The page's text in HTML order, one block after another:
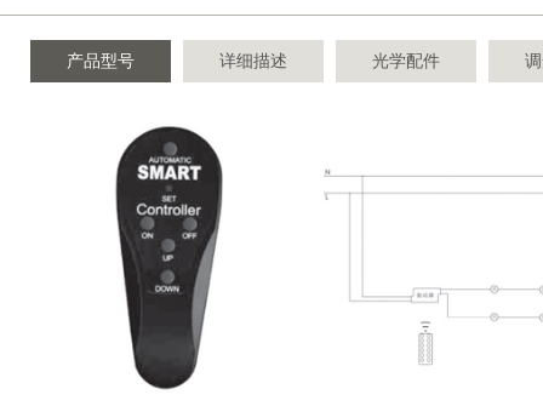
产品型号 详细描述 光学配件